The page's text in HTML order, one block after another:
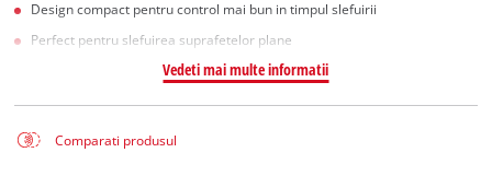
Design compact pentru control mai bun in timpul slefuirii
Perfect pentru slefuirea suprafetelor plane
Vedeti mai multe informatii
Comparati produsul